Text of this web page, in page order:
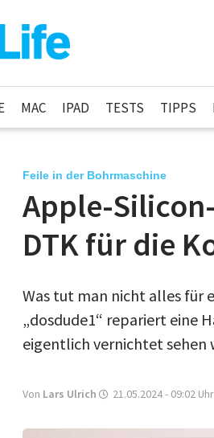
MAC IPAD TESTS TIPPS
Feile in der Bohrmaschine
Apple-
DTK für die
Was tut man nicht alles für
„dosdude1“ repariert eine
eigentlich vernichtet
Von Lars Ulrich 21.05.2024 - 09:02 Uhr